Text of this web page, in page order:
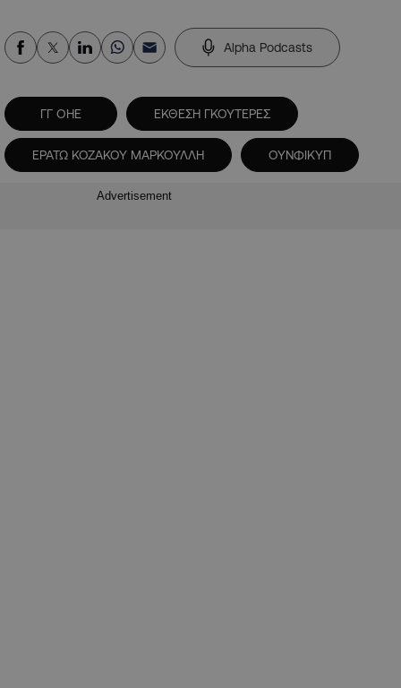
Alpha Podcasts
ΓΓ ΟΗΕ ΕΚΘΕΣΗ ΓΚΟΥΤΕΡΕΣ
ΕΡΑΤΩ ΚΟΖΑΚΟΥ ΜΑΡΚΟΥΛΛΗ ΟΥΝΦΙΚΥΠ
Advertisement